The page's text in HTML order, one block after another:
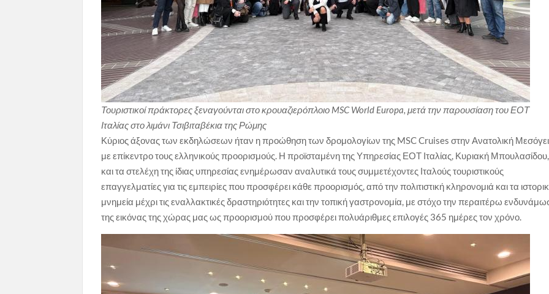
Τουριστικοί πράκτορες ξεναγούνται στο κρουαζιερόπλοιο MSC World Europa, μετά την παρουσίαση του ΕΟΤ
Ιταλίας στο λιμάνι Τσιβιταβέκια της Ρώμης
Κύριος άξονας των εκδηλώσεων ήταν η προώθηση των δρομολογίων της MSC Cruises στην Ανατολική
με επίκεντρο τους ελληνικούς προορισμούς. Η προϊσταμένη της Υπηρεσίας ΕΟΤ Ιταλίας, Κυριακή Μπουλασίδου,
και τα στελέχη της ίδιας υπηρεσίας ενημέρωσαν αναλυτικά τους συμμετέχοντες Ιταλούς τουριστικούς
επαγγελματίες για τις εμπειρίες που προσφέρει κάθε προορισμός, από την πολιτιστική κληρονομιά και τα
μνημεία μέχρι τις εναλλακτικές δραστηριότητες και την τοπική γαστρονομία, με στόχο την περαιτέρω
της εικόνας της χώρας μας ως προορισμού που προσφέρει πολυάριθμες επιλογές 365 ημέρες τον χρόνο.